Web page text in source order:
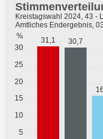
5
10
15
20
25
30
%
31,1 30,7
Kreistagswahl 2024, 43 -
Amtliches Endergebnis,